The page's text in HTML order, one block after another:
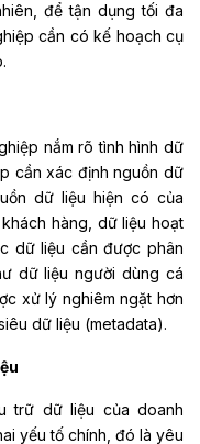
để tận dụng tối đa
cần có kế hoạch cụ
nắm rõ tình hình dữ
cần xác định nguồn dữ
dữ liệu hiện có của
hàng, dữ liệu hoạt
dữ liệu cần được phân
dữ liệu người dùng cá
xử lý nghiêm ngặt hơn
dữ liệu (metadata).
trữ dữ liệu của doanh
yếu tố chính, đó là yêu